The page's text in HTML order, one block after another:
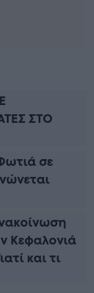
ΣΤΟ
σε
Κεφαλονιά
και τι